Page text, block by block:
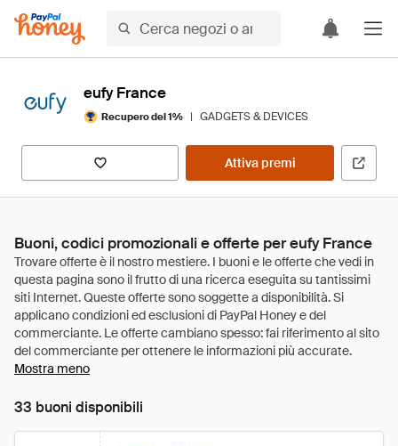
eufy France
Recupero del 1% | GADGETS & DEVICES
Attiva premi
Buoni, codici promozionali e offerte per eufy France
Mostra meno
33 buoni disponibili